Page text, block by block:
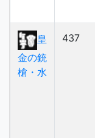
皇
金の銃
槍・水
437